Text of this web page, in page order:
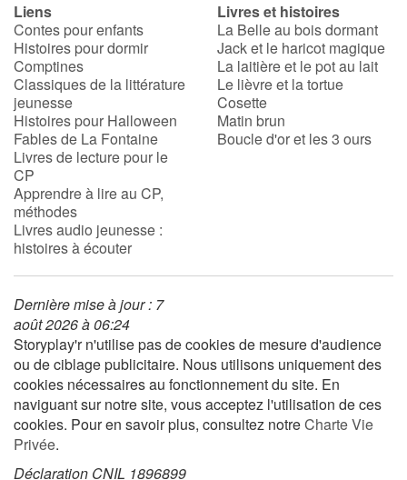
Liens
Contes pour enfants
Histoires pour dormir
Comptines
Classiques de la littérature
jeunesse
Histoires pour Halloween
Fables de La Fontaine
Livres de lecture pour le
CP
Apprendre à lire au CP,
méthodes
Livres audio jeunesse :
histoires à écouter
Livres et histoires
La Belle au bois dormant
Jack et le haricot magique
La laitière et le pot au lait
Le lièvre et la tortue
Cosette
Matin brun
Boucle d'or et les 3 ours
Dernière mise à jour : 7
août 2026 à 06:24
Storyplay'r n'utilise pas de cookies de mesure d'audience
ou de ciblage publicitaire. Nous utilisons uniquement des
cookies nécessaires au fonctionnement du site. En
naviguant sur notre site, vous acceptez l'utilisation de ces
cookies. Pour en savoir plus, consultez notreCharte Vie
Privée.
Déclaration CNIL 1896899